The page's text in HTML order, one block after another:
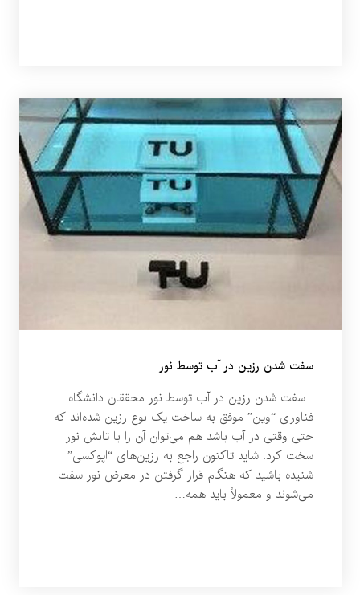
سفت شدن رزین در آب توسط نور
سفت شدن رزین در آب توسط نور محققان دانشگاه
فناوری “وین” موفق به ساخت یک نوع رزین شده‌اند که
حتی وقتی در آب باشد هم می‌توان آن را با تابش نور
سخت کرد. شاید تاکنون راجع به رزین‌های “اپوکسی”
شنیده باشید که هنگام قرار گرفتن در معرض نور سفت
می‌شوند و معمولاً باید همه…